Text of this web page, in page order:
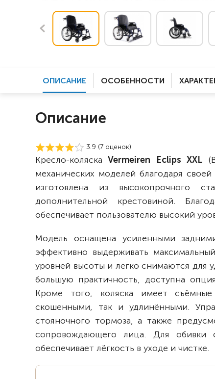
ОПИСАНИЕ ОСОБЕННОСТИ
Описание
3.9 (7 оценок)
Кресло-коляскаVermeiren Eclips XXL
механических моделей благодаря
изготовлена из высокопрочного
дополнительной крестовиной.
обеспечивает пользователю высокий
Модель оснащена усиленными
эффективно выдерживать
уровней высоты и легко снимаются для
большую практичность, доступна
Кроме того, коляска имеет
скошенными, так и удлинёнными.
стояночного тормоза, а также
сопровождающего лица. Для обивки
обеспечивает лёгкость в уходе и чистке.